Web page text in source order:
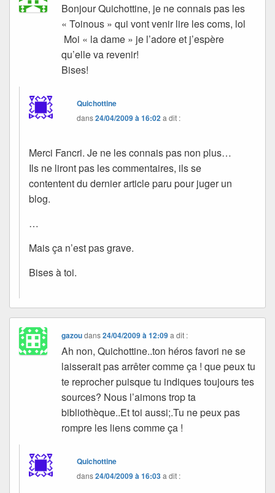
Bonjour Quichottine, je ne connais pas les
« Toinous » qui vont venir lire les coms, lol
Moi « la dame » je l’adore et j’espère
qu’elle va revenir!
Bises!
Quichottine
dans24/04/2009 à 16:02 a dit :
Merci Fancri. Je ne les connais pas non plus…
Ils ne liront pas les commentaires, ils se
contentent du dernier article paru pour juger un
blog.
…
Mais ça n’est pas grave.
Bises à toi.
gazoudans24/04/2009 à 12:09 a dit :
Ah non, Quichottine..ton héros favori ne se
laisserait pas arrêter comme ça ! que peux tu
te reprocher puisque tu indiques toujours tes
sources? Nous l’aimons trop ta
bibliothèque..Et toi aussi;.Tu ne peux pas
rompre les liens comme ça !
Quichottine
dans24/04/2009 à 16:03a dit :